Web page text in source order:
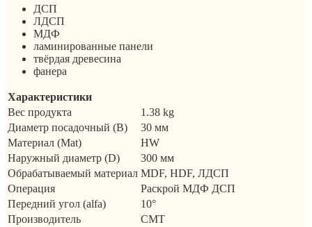
ДСП
ЛДСП
МДФ
ламинированные панели
твёрдая древесина
фанера
Характеристики
Вес продукта
1.38 kg
Диаметр посадочный (B)
30 мм
Материал (Mat)
HW
Наружный диаметр (D)
300 мм
Обрабатываемый материал MDF, HDF, ЛДСП
Операция
Раскрой МДФ ДСП
Передний угол (alfa)
10°
Производитель
CMT